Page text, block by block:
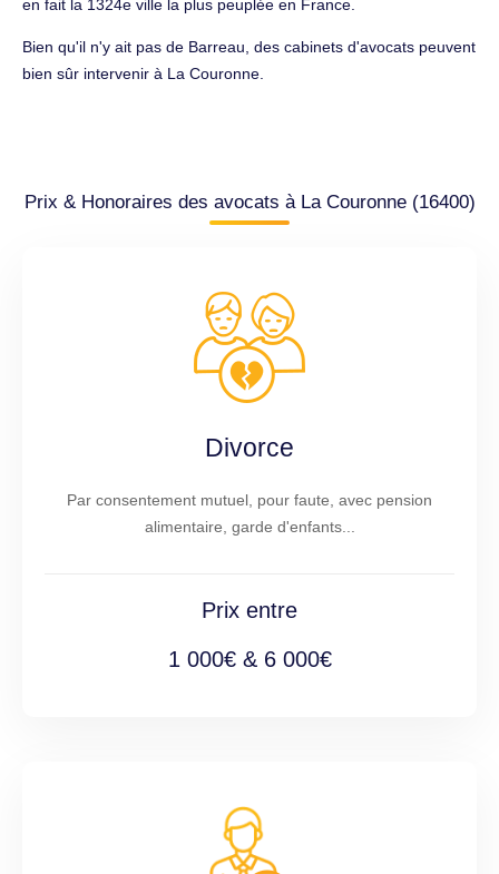
en fait la 1324e ville la plus peuplée en France.
Bien qu'il n'y ait pas de Barreau, des cabinets d'avocats peuvent
bien sûr intervenir à La Couronne.
Prix & Honoraires des avocats à La Couronne (16400)
Divorce
Par consentement mutuel, pour faute, avec pension
alimentaire, garde d'enfants...
Prix entre
1 000€ & 6 000€